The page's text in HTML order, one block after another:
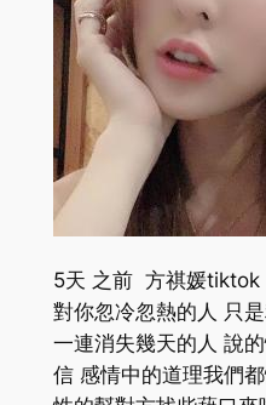
5天 之前 方祺媛tiktok
對你忽冷忽熱的人 只
一連消失幾天的人 說
信 感情中的道理我們